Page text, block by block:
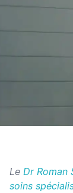
Le Dr Roman
soins